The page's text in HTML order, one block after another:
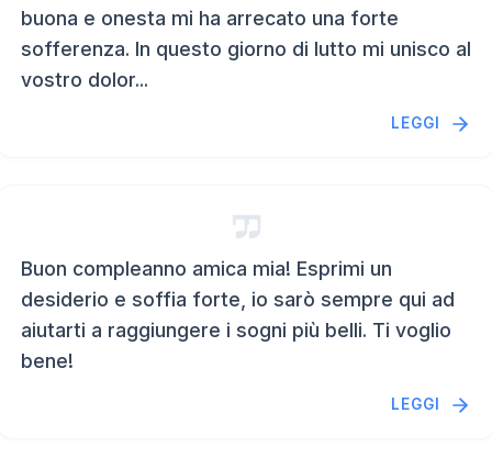
buona e onesta mi ha arrecato una forte
sofferenza. In questo giorno di lutto mi unisco al
vostro dolor...
LEGGI
Buon compleanno amica mia! Esprimi un
desiderio e soffia forte, io sarò sempre qui ad
aiutarti a raggiungere i sogni più belli. Ti voglio
bene!
LEGGI